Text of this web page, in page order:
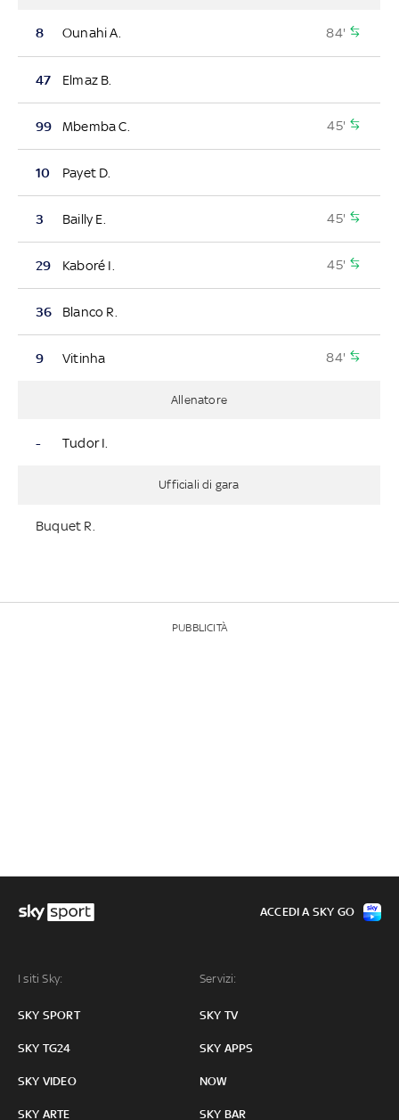
8 Ounahi A. 84'
47 Elmaz B.
99 Mbemba C. 45'
10 Payet D.
3 Bailly E. 45'
29 Kaboré I. 45'
36 Blanco R.
9 Vitinha 84'
Allenatore
- Tudor I.
Ufficiali di gara
Buquet R.
PUBBLICITÀ
I siti Sky:
SKY SPORT
SKY TG24
SKY VIDEO
SKY ARTE
Servizi:
SKY TV
SKY APPS
NOW
SKY BAR
ACCEDI A SKY GO